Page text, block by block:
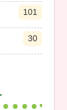
101
30